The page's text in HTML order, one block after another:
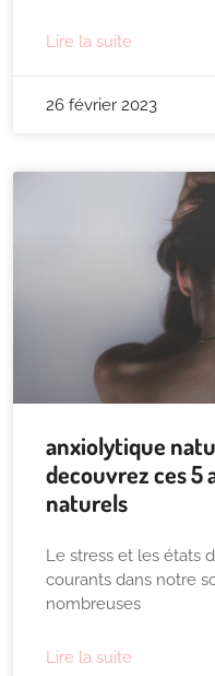
Lire la suite
26 février 2023
anxiolytique
decouvrez ces 5
naturels
Le stress et les états
courants dans notre
nombreuses
Lire la suite